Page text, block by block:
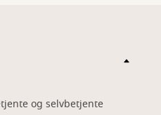
og selvbetjente